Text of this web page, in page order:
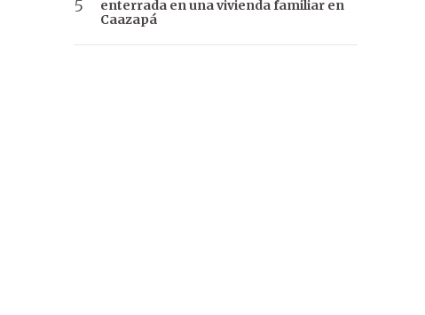
enterrada en una vivienda familiar en
Caazapá